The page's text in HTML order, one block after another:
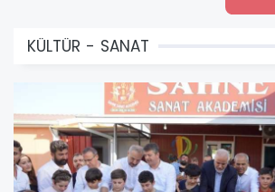
KÜLTÜR - SANAT